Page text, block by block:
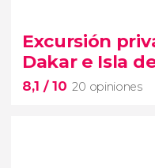
free tour por
barrios más famosos
Monumento al
de la Divinidad
Excursión
Dakar e Isla
8,1 / 10 20 opiniones